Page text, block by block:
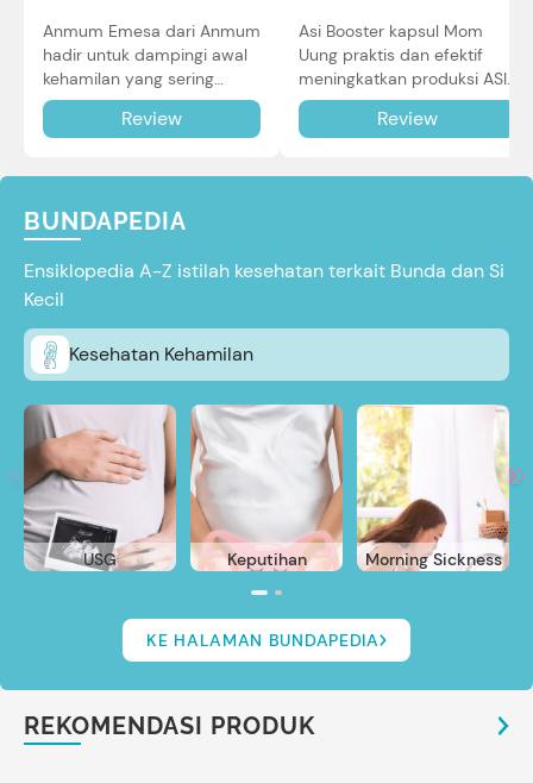
Anmum Emesa dari Anmum
hadir untuk dampingi awal
kehamilan yang sering
diiringi dengan mual dan
muntah. Simak reviewnya di
Review
Asi Booster kapsul Mom
Uung praktis dan efektif
meningkatkan produksi ASI
Bunda untuk Si Kecil. Simak
review lengkapnya di sini.
Review
BUNDAPEDIA
Ensiklopedia A-Z istilah kesehatan terkait Bunda dan Si
Kecil
Kesehatan Kehamilan
USG Keputihan Morning Sickness
KE HALAMAN BUNDAPEDIA
REKOMENDASI PRODUK